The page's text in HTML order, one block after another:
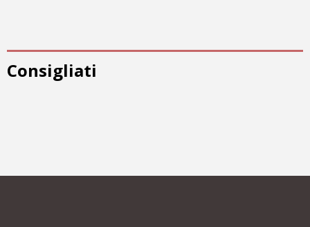
Consigliati